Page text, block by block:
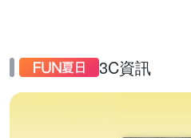
3C資訊